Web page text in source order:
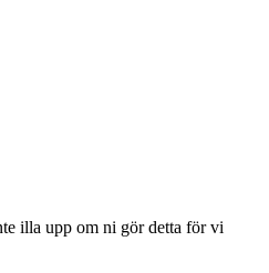
illa upp om ni gör detta för vi